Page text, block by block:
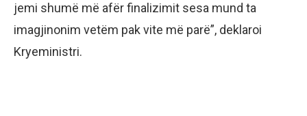
jemi shumë më afër finalizimit sesa mund ta
imagjinonim vetëm pak vite më parë”, deklaroi
Kryeministri.